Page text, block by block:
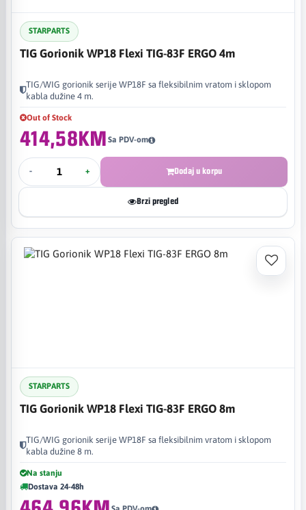
STARPARTS
TIG Gorionik WP18 Flexi TIG-83F ERGO 4m
TIG/WIG gorionik serije WP18F sa fleksibilnim vratom i sklopom
kabla dužine 4 m.
Out of Stock
414,58KM Sa PDV-om
- + Dodaj u korpu
Brzi pregled
STARPARTS
TIG Gorionik WP18 Flexi TIG-83F ERGO 8m
TIG/WIG gorionik serije WP18F sa fleksibilnim vratom i sklopom
kabla dužine 8 m.
Na stanju
Dostava 24-48h